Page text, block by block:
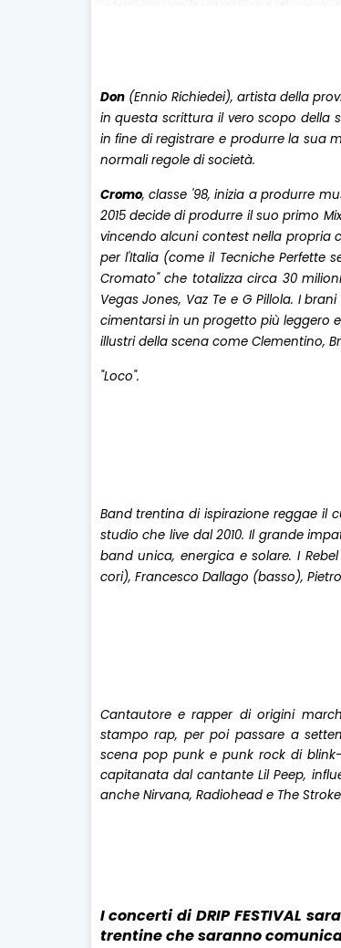
Don(Ennio Richiedei), artista della
in questa scrittura il vero scopo della
in fine di registrare e produrre la sua
normali regole di società.
Cromo, classe '98, inizia a produrre
2015 decide di produrre il suo primo
vincendo alcuni contest nella propria
per l'Italia (come il Tecniche Perfette
Cromato" che totalizza circa 30
Vegas Jones, Vaz Te e G Pillola. I
cimentarsi in un progetto più leggero
illustri della scena come Clementino,
"Loco".
Band trentina di ispirazione reggae il
studio che live dal 2010. Il grande
band unica, energica e solare. I
cori), Francesco Dallago (basso),
Cantautore e rapper di origini
stampo rap, per poi passare a
scena pop punke punk rockdi
capitanata dal cantanteLil Peep,
anche Nirvana, Radioheade The
I concerti di DRIP FESTIVAL
trentineche saranno